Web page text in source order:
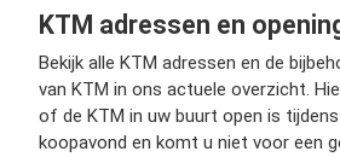
KTM adressen en
Bekijk alle KTM adressen en de
van KTM in ons actuele overzicht.
of de KTM in uw buurt open is
koopavond en komt u niet voor een